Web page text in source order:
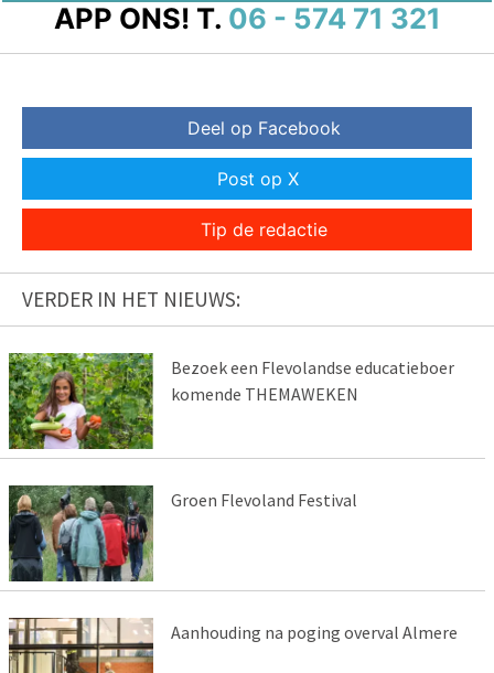
APP ONS! T. 06 - 574 71 321
Deel op Facebook
Post op X
Tip de redactie
VERDER IN HET NIEUWS:
Bezoek een Flevolandse educatieboer
komende THEMAWEKEN
Groen Flevoland Festival
Aanhouding na poging overval Almere